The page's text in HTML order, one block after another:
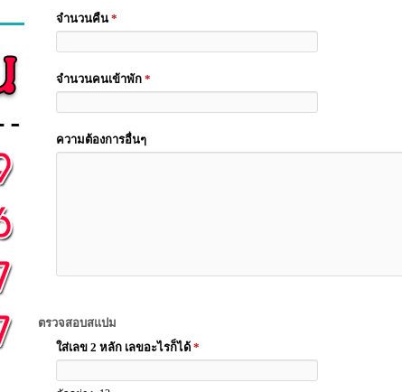
จำนวนคืน *
จำนวนคนเข้าพัก *
ความต้องการอื่นๆ
ตรวจสอบสแปม
ใส่เลข 2 หลัก เลขอะไรก็ได้ *